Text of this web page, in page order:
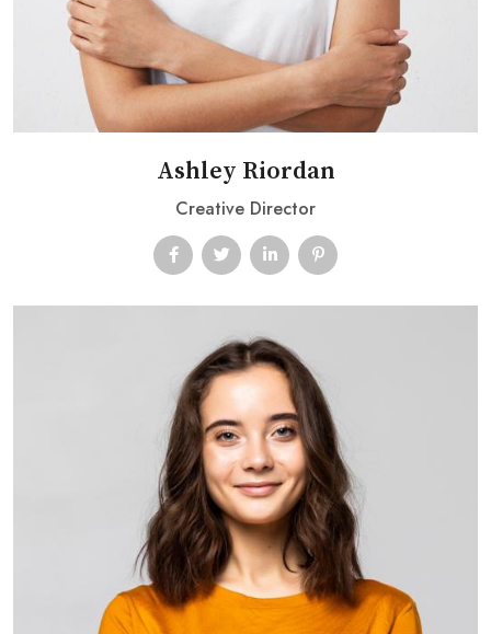
Ashley Riordan
Creative Director